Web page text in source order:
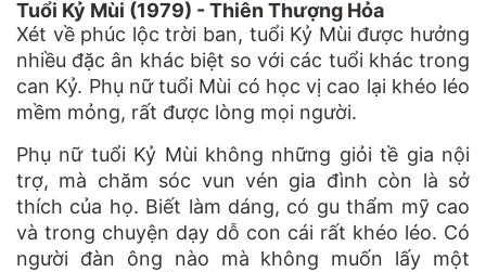
Tuổi Kỷ Mùi (1979) - Thiên Thượng Hỏa
Xét về phúc lộc trời ban, tuổi Kỷ Mùi được hưởng
nhiều đặc ân khác biệt so với các tuổi khác trong
can Kỷ. Phụ nữ tuổi Mùi có học vị cao lại khéo léo
mềm mỏng, rất được lòng mọi người.
Phụ nữ tuổi Kỷ Mùi không những giỏi tề gia nội
trợ, mà chăm sóc vun vén gia đình còn là sở
thích của họ. Biết làm dáng, có gu thẩm mỹ cao
và trong chuyện dạy dỗ con cái rất khéo léo. Có
người đàn ông nào mà không muốn lấy một